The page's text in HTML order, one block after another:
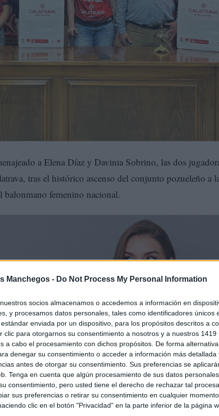
Manchegos - Do Not Process My Personal Information
socios almacenamos o accedemos a información en
y procesamos datos personales, tales como identificadores únicos
enviada por un dispositivo, para los propósitos descritos a
clic para otorgarnos su consentimiento a nosotros y a nuestros 1419
a cabo el procesamiento con dichos propósitos. De forma
denegar su consentimiento o acceder a información más detallada
antes de otorgar su consentimiento. Sus preferencias se
Tenga en cuenta que algún procesamiento de sus datos
consentimiento, pero usted tiene el derecho de rechazar tal
sus preferencias o retirar su consentimiento en cualquier
clic en el botón "Privacidad" en la parte inferior de la página
a Elena Díaz y Davinia Sobrino, las dos
tras el histórico ascenso del conjunto pozueleño a
balonmano femenino nacional.
en valor el papel de ambas deportistas en un logro que
de la provincia de Ciudad Real y de Castilla-La